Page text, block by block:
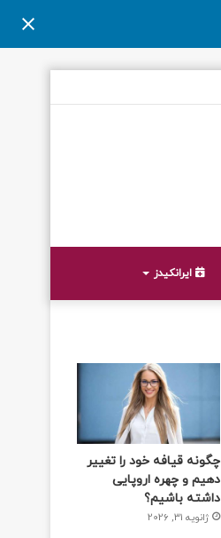
ایرانکیدز
چگونه قیافه خود را تغییر
دهیم و چهره اروپایی
داشته باشیم؟
ژانویه 31, 2026